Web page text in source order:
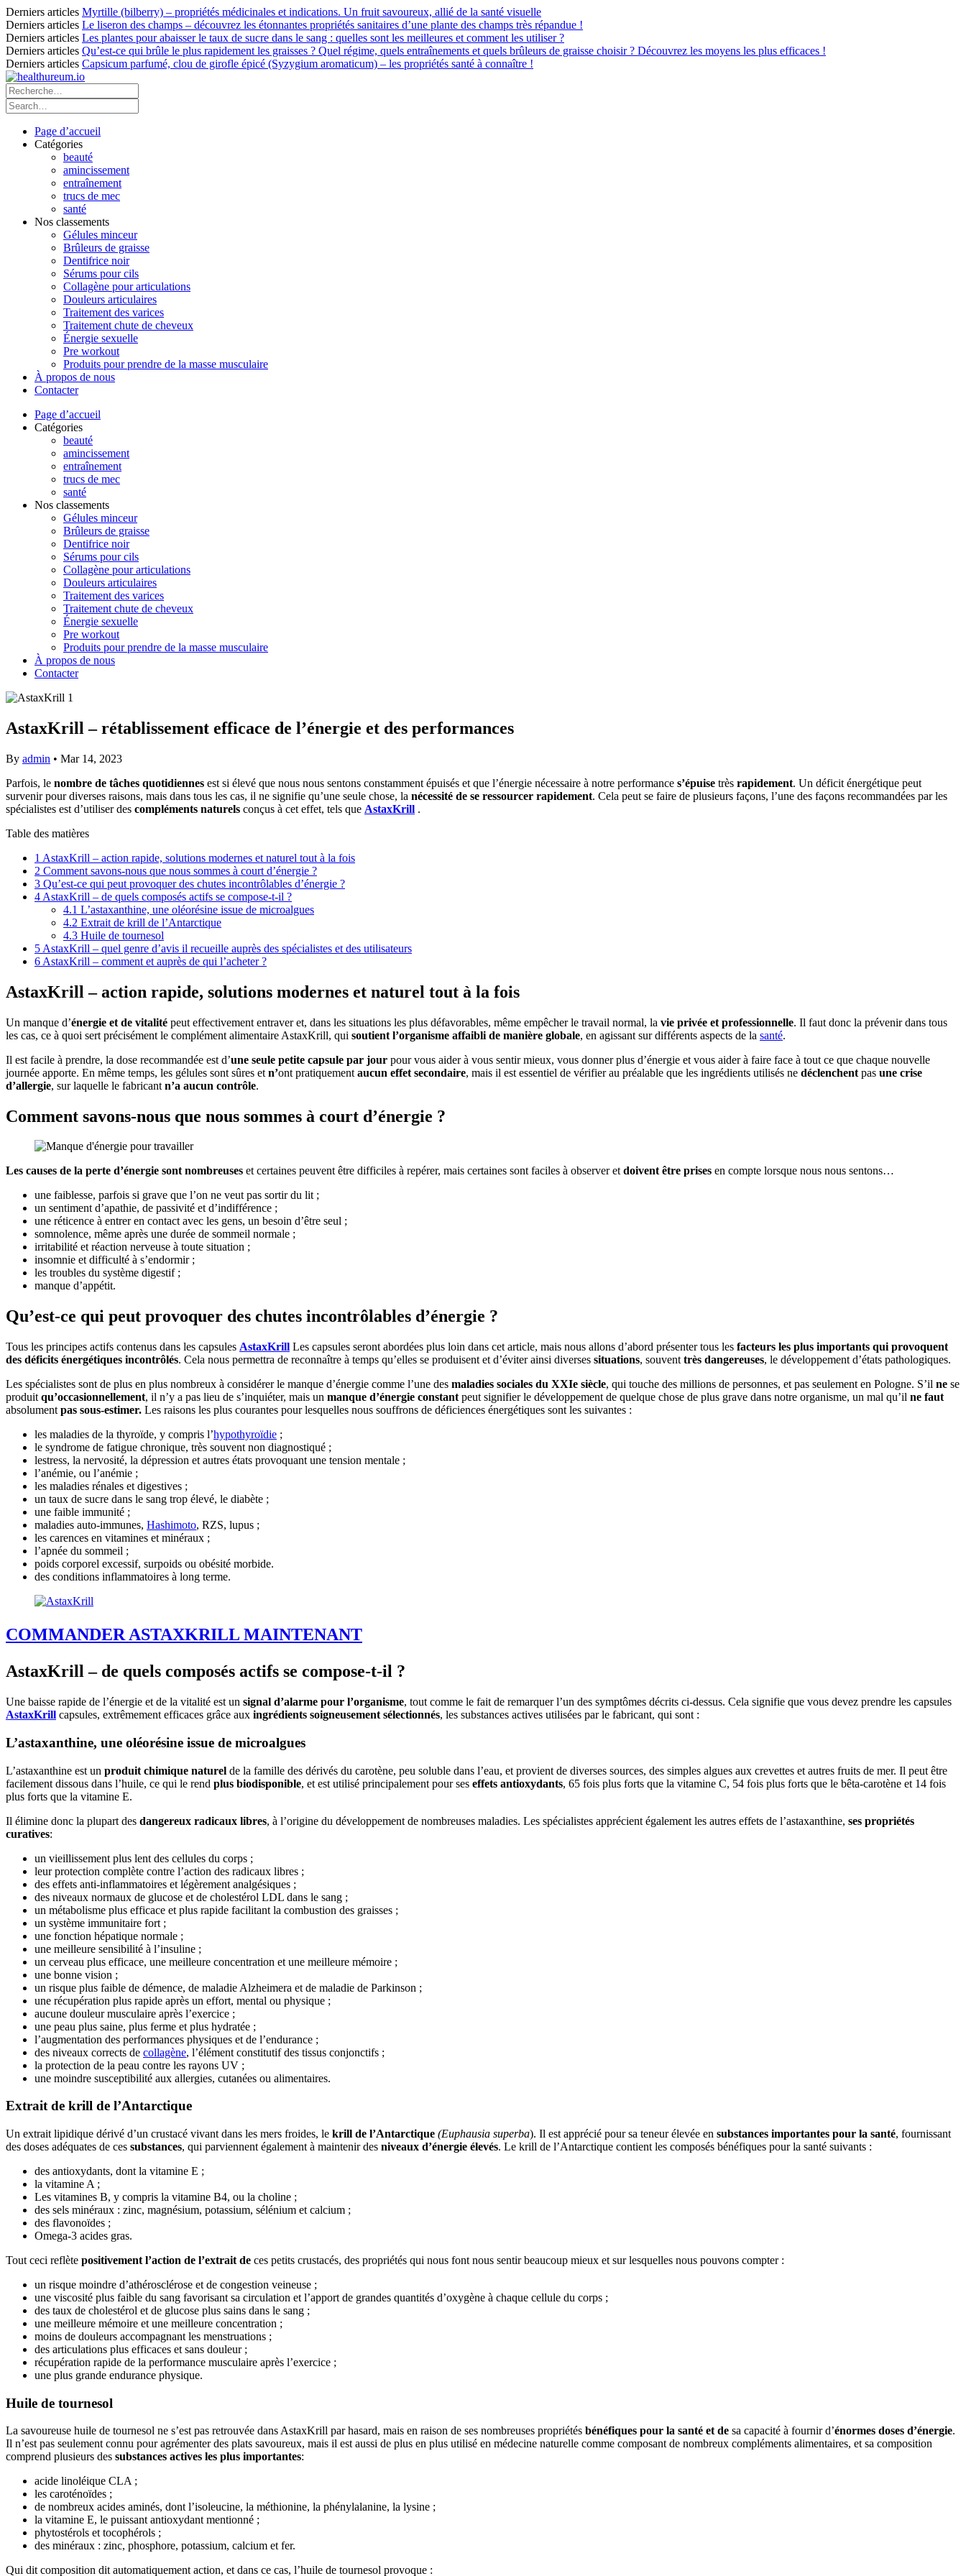
Derniers articles Myrtille (bilberry) – propriétés médicinales et indications. Un fruit savoureux, allié de la santé visuelle
Derniers articles Le liseron des champs – découvrez les étonnantes propriétés sanitaires d’une plante des champs très répandue !
Derniers articles Les plantes pour abaisser le taux de sucre dans le sang : quelles sont les meilleures et comment les utiliser ?
Derniers articles Qu’est-ce qui brûle le plus rapidement les graisses ? Quel régime, quels entraînements et quels brûleurs de graisse choisir ? Découvrez les moyens les plus efficaces !
Derniers articles Capsicum parfumé, clou de girofle épicé (Syzygium aromaticum) – les propriétés santé à connaître !
Page d’accueil
Catégories
beauté
amincissement
entraînement
trucs de mec
santé
Nos classements
Gélules minceur
Brûleurs de graisse
Dentifrice noir
Sérums pour cils
Collagène pour articulations
Douleurs articulaires
Traitement des varices
Traitement chute de cheveux
Énergie sexuelle
Pre workout
Produits pour prendre de la masse musculaire
À propos de nous
Contacter
Page d’accueil
Catégories
beauté
amincissement
entraînement
trucs de mec
santé
Nos classements
Gélules minceur
Brûleurs de graisse
Dentifrice noir
Sérums pour cils
Collagène pour articulations
Douleurs articulaires
Traitement des varices
Traitement chute de cheveux
Énergie sexuelle
Pre workout
Produits pour prendre de la masse musculaire
À propos de nous
Contacter
AstaxKrill – rétablissement efficace de l’énergie et des performances
By admin • Mar 14, 2023
Parfois, le nombre de tâches quotidiennes est si élevé que nous nous sentons constamment épuisés et que l’énergie nécessaire à notre performance s’épuise très rapidement. Un déficit énergétique peut
survenir pour diverses raisons, mais dans tous les cas, il ne signifie qu’une seule chose, la nécessité de se ressourcer rapidement. Cela peut se faire de plusieurs façons, l’une des façons recommandées par les
spécialistes est d’utiliser des compléments naturels conçus à cet effet, tels que AstaxKrill .
Table des matières
1 AstaxKrill – action rapide, solutions modernes et naturel tout à la fois
2 Comment savons-nous que nous sommes à court d’énergie ?
3 Qu’est-ce qui peut provoquer des chutes incontrôlables d’énergie ?
4 AstaxKrill – de quels composés actifs se compose-t-il ?
4.1 L’astaxanthine, une oléorésine issue de microalgues
4.2 Extrait de krill de l’Antarctique
4.3 Huile de tournesol
5 AstaxKrill – quel genre d’avis il recueille auprès des spécialistes et des utilisateurs
6 AstaxKrill – comment et auprès de qui l’acheter ?
AstaxKrill – action rapide, solutions modernes et naturel tout à la fois
Un manque d’énergie et de vitalité peut effectivement entraver et, dans les situations les plus défavorables, même empêcher le travail normal, la vie privée et professionnelle. Il faut donc la prévenir dans tous
les cas, ce à quoi sert précisément le complément alimentaire AstaxKrill, qui soutient l’organisme affaibli de manière globale, en agissant sur différents aspects de la santé.
Il est facile à prendre, la dose recommandée est d’une seule petite capsule par jour pour vous aider à vous sentir mieux, vous donner plus d’énergie et vous aider à faire face à tout ce que chaque nouvelle
journée apporte. En même temps, les gélules sont sûres et n’ont pratiquement aucun effet secondaire, mais il est essentiel de vérifier au préalable que les ingrédients utilisés ne déclenchent pas une crise
d’allergie, sur laquelle le fabricant n’a aucun contrôle.
Comment savons-nous que nous sommes à court d’énergie ?
Les causes de la perte d’énergie sont nombreuses et certaines peuvent être difficiles à repérer, mais certaines sont faciles à observer etdoivent être prises en compte lorsque nous nous sentons…
une faiblesse, parfois si grave que l’on ne veut pas sortir du lit ;
un sentiment d’apathie, de passivité et d’indifférence ;
une réticence à entrer en contact avec les gens, un besoin d’être seul ;
somnolence, même après une durée de sommeil normale ;
irritabilité et réaction nerveuse à toute situation ;
insomnie et difficulté à s’endormir ;
les troubles du système digestif ;
manque d’appétit.
Qu’est-ce qui peut provoquer des chutes incontrôlables d’énergie ?
Tous les principes actifs contenus dans les capsules AstaxKrill Les capsules seront abordées plus loin dans cet article, mais nous allons d’abord présenter tous les facteurs les plus importants qui provoquent
des déficits énergétiques incontrôlés. Cela nous permettra de reconnaître à temps qu’elles se produisent et d’éviter ainsi diverses situations, souvent très dangereuses, le développement d’états pathologiques.
Les spécialistes sont de plus en plus nombreux à considérer le manque d’énergie comme l’une des maladies sociales du XXIe siècle, qui touche des millions de personnes, et pas seulement en Pologne. S’il ne se
produit qu’occasionnellement, il n’y a pas lieu de s’inquiéter, mais un manque d’énergie constant peut signifier le développement de quelque chose de plus grave dans notre organisme, un mal qu’il ne faut
absolument pas sous-estimer. Les raisons les plus courantes pour lesquelles nous souffrons de déficiences énergétiques sont les suivantes :
les maladies de la thyroïde, y compris l’hypothyroïdie ;
le syndrome de fatigue chronique, très souvent non diagnostiqué ;
lestress, la nervosité, la dépression et autres états provoquant une tension mentale ;
l’anémie, ou l’anémie ;
les maladies rénales et digestives ;
un taux de sucre dans le sang trop élevé, le diabète ;
une faible immunité ;
maladies auto-immunes, Hashimoto, RZS, lupus ;
les carences en vitamines et minéraux ;
l’apnée du sommeil ;
poids corporel excessif, surpoids ou obésité morbide.
des conditions inflammatoires à long terme.
COMMANDER ASTAXKRILL MAINTENANT
AstaxKrill – de quels composés actifs se compose-t-il ?
Une baisse rapide de l’énergie et de la vitalité est un signal d’alarme pour l’organisme, tout comme le fait de remarquer l’un des symptômes décrits ci-dessus. Cela signifie que vous devez prendre les capsules
AstaxKrill capsules, extrêmement efficaces grâce aux ingrédients soigneusement sélectionnés, les substances actives utilisées par le fabricant, qui sont :
L’astaxanthine, une oléorésine issue de microalgues
L’astaxanthine est un produit chimique naturel de la famille des dérivés du carotène, peu soluble dans l’eau, et provient de diverses sources, des simples algues aux crevettes et autres fruits de mer. Il peut être
facilement dissous dans l’huile, ce qui le rend plus biodisponible, et est utilisé principalement pour ses effets antioxydants, 65 fois plus forts que la vitamine C, 54 fois plus forts que le bêta-carotène et 14 fois
plus forts que la vitamine E.
Il élimine donc la plupart des dangereux radicaux libres, à l’origine du développement de nombreuses maladies. Les spécialistes apprécient également les autres effets de l’astaxanthine, ses propriétés
curatives:
un vieillissement plus lent des cellules du corps ;
leur protection complète contre l’action des radicaux libres ;
des effets anti-inflammatoires et légèrement analgésiques ;
des niveaux normaux de glucose et de cholestérol LDL dans le sang ;
un métabolisme plus efficace et plus rapide facilitant la combustion des graisses ;
un système immunitaire fort ;
une fonction hépatique normale ;
une meilleure sensibilité à l’insuline ;
un cerveau plus efficace, une meilleure concentration et une meilleure mémoire ;
une bonne vision ;
un risque plus faible de démence, de maladie Alzheimera et de maladie de Parkinson ;
une récupération plus rapide après un effort, mental ou physique ;
aucune douleur musculaire après l’exercice ;
une peau plus saine, plus ferme et plus hydratée ;
l’augmentation des performances physiques et de l’endurance ;
des niveaux corrects de collagène, l’élément constitutif des tissus conjonctifs ;
la protection de la peau contre les rayons UV ;
une moindre susceptibilité aux allergies, cutanées ou alimentaires.
Extrait de krill de l’Antarctique
Un extrait lipidique dérivé d’un crustacé vivant dans les mers froides, le krill de l’Antarctique (Euphausia superba). Il est apprécié pour sa teneur élevée en substances importantes pour la santé, fournissant
des doses adéquates de ces substances, qui parviennent également à maintenir des niveaux d’énergie élevés. Le krill de l’Antarctique contient les composés bénéfiques pour la santé suivants :
des antioxydants, dont la vitamine E ;
la vitamine A ;
Les vitamines B, y compris la vitamine B4, ou la choline ;
des sels minéraux : zinc, magnésium, potassium, sélénium et calcium ;
des flavonoïdes ;
Omega-3 acides gras.
Tout ceci reflète positivement l’action de l’extrait de ces petits crustacés, des propriétés qui nous font nous sentir beaucoup mieux et sur lesquelles nous pouvons compter :
un risque moindre d’athérosclérose et de congestion veineuse ;
une viscosité plus faible du sang favorisant sa circulation et l’apport de grandes quantités d’oxygène à chaque cellule du corps ;
des taux de cholestérol et de glucose plus sains dans le sang ;
une meilleure mémoire et une meilleure concentration ;
moins de douleurs accompagnant les menstruations ;
des articulations plus efficaces et sans douleur ;
récupération rapide de la performance musculaire après l’exercice ;
une plus grande endurance physique.
Huile de tournesol
La savoureuse huile de tournesol ne s’est pas retrouvée dans AstaxKrill par hasard, mais en raison de ses nombreuses propriétés bénéfiques pour la santé et de sa capacité à fournir d’énormes doses d’énergie.
Il n’est pas seulement connu pour agrémenter des plats savoureux, mais il est aussi de plus en plus utilisé en médecine naturelle comme composant de nombreux compléments alimentaires, et sa composition
comprend plusieurs des substances actives les plus importantes:
acide linoléique CLA ;
les caroténoïdes ;
de nombreux acides aminés, dont l’isoleucine, la méthionine, la phénylalanine, la lysine ;
la vitamine E, le puissant antioxydant mentionné ;
phytostérols et tocophérols ;
des minéraux : zinc, phosphore, potassium, calcium et fer.
Qui dit composition dit automatiquement action, et dans ce cas, l’huile de tournesol provoque :